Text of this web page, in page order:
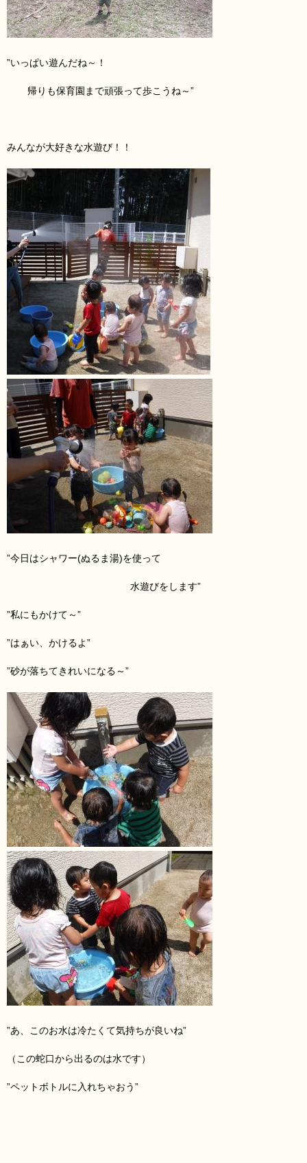
”いっぱい遊んだね～！
帰りも保育園まで頑張って歩こうね～”
みんなが大好きな水遊び！！
”今日はシャワー(ぬるま湯)を使って
水遊びをします”
”私にもかけて～”
”はぁい、かけるよ”
”砂が落ちてきれいになる～”
”あ、このお水は冷たくて気持ちが良いね”
（この蛇口から出るのは水です）
”ペットボトルに入れちゃおう”